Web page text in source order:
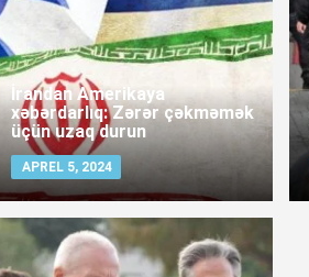
İrandan Amerikaya
xəbərdarlıq: Zərər çəkməmək
üçün uzaq durun
APREL 5, 2024